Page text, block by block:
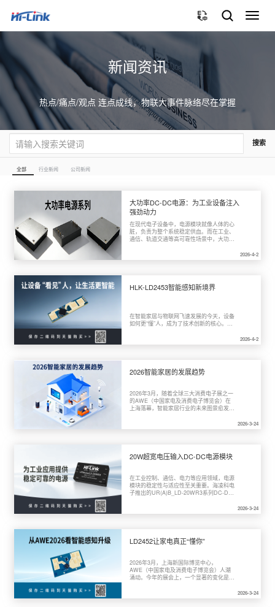
切
换
新闻资讯
热点/痛点/观点 连点成线，物联大事件脉络尽在掌握
搜索
全部 行业新闻 公司新闻
大功率DC-DC电源：为工业设备注入
强劲动力
在现代电子设备中，电源模块就像人体的心
脏，负责为整个系统稳定供血。而在工业、
通信、轨道交通等高可靠性场景中，大功率
运行，同时还要兼顾效率、体积和散热。
2026-4-2
HLK-LD2453智能感知新境界
在智能家居与物联网飞速发展的今天，设备
如何更“懂”人，成为了技术创新的核心。传
其精准、隐蔽、稳定的特点，悄然成为人体
2026-4-2
2026智能家居的发展趋势
2026年3月，随着全球三大消费电子展之一
的AWE（中国家电及消费电子博览会）在
上海落幕，智能家居行业的未来图景愈发清
正经历从“单点智能”迈向“全景智能”的关键
电元年”和“全屋智能爆发元年”。本文将结合
AWE2026的最新动态，从四个维度解析
2026-3-24
20W超宽电压输入DC-DC电源模块
在工业控制、通信、电力等应用领域，电源
模块的稳定性与适应性至关重要。海凌科电
子推出的UR(A)B_LD-20WR3系列DC-DC
类严苛环境下的理想选择。
2026-3-24
LD2452让家电真正“懂你”
2026年3月，上海新国际博览中心，
AWE（中国家电及消费电子博览会）人潮
涌动。今年的展会上，一个显著的变化是：
能”。
2026-3-24